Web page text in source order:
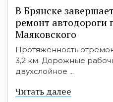
В Брянске
ремонт автодороги
Маяковского
Протяженность
3,2 км. Дорожные
двухслойное ...
Читать далее